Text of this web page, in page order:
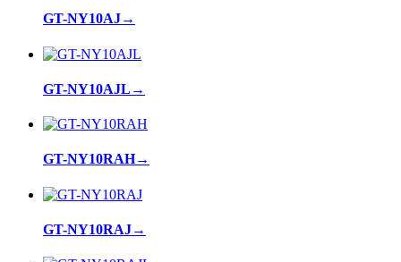
GT-NY10AJ→
GT-NY10AJL →
GT-NY10RAH→
GT-NY10RAJ→